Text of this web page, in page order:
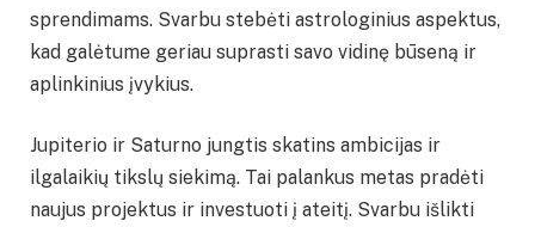
sprendimams. Svarbu stebėti astrologinius aspektus,
kad galėtume geriau suprasti savo vidinę būseną ir
aplinkinius įvykius.
Jupiterio ir Saturno jungtis skatins ambicijas ir
ilgalaikių tikslų siekimą. Tai palankus metas pradėti
naujus projektus ir investuoti į ateitį. Svarbu išlikti